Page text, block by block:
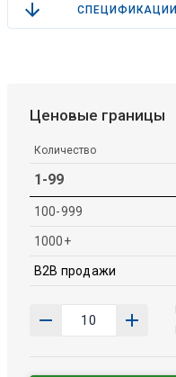
СПЕЦИФИКАЦИИ
Ценовые границы
Количество
1-99
100-999
1000+
B2B продажи